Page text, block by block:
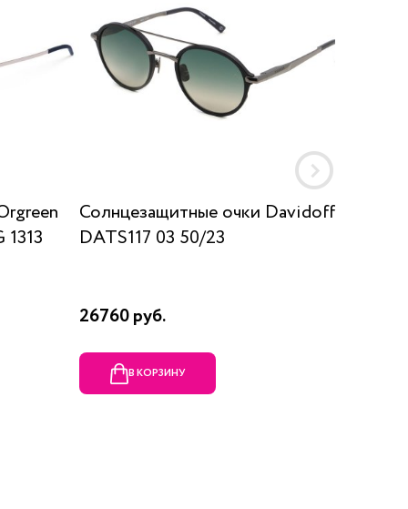
1313
Солнцезащитные очки Davidoff
DATS117 03 50/23
26760 руб.
В КОРЗИНУ